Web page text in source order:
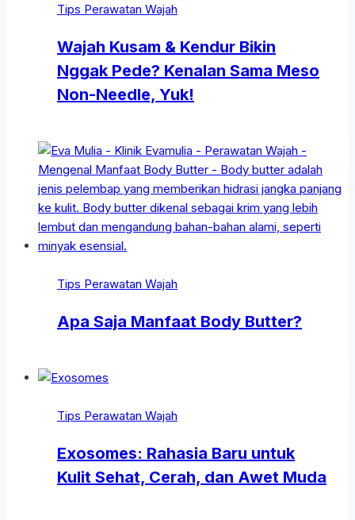
Tips Perawatan Wajah
Wajah Kusam & Kendur Bikin
Nggak Pede? Kenalan Sama Meso
Non-Needle, Yuk!
Tips Perawatan Wajah
Apa Saja Manfaat Body Butter?
Tips Perawatan Wajah
Exosomes: Rahasia Baru untuk
Kulit Sehat, Cerah, dan Awet Muda